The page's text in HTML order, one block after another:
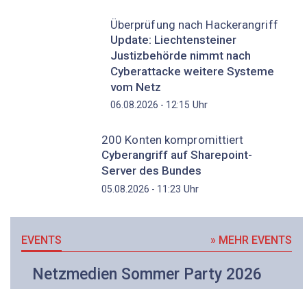
Überprüfung nach Hackerangriff
Update: Liechtensteiner
Justizbehörde nimmt nach
Cyberattacke weitere Systeme
vom Netz
06.08.2026 - 12:15 Uhr
200 Konten kompromittiert
Cyberangriff auf Sharepoint-
Server des Bundes
05.08.2026 - 11:23 Uhr
EVENTS » MEHR EVENTS
Netzmedien Sommer Party 2026